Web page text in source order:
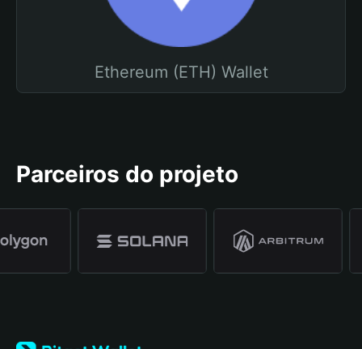
Ethereum (ETH) Wallet
Parceiros do projeto